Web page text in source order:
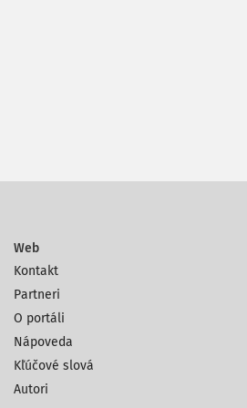
Web
Kontakt
Partneri
O portáli
Nápoveda
Kľúčové slová
Autori